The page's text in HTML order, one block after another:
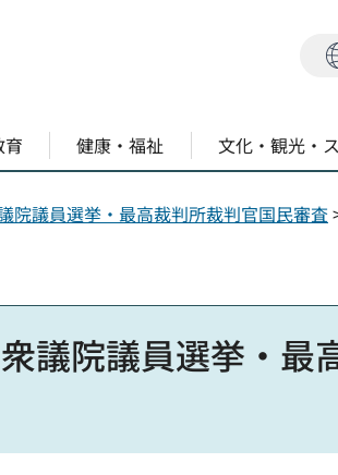
育 健康・福祉 文化・観光・
院議員選挙・最高裁判所裁判官国民審査
議院議員選挙・最